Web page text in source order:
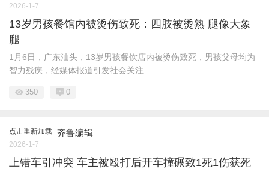
2026-1-7
13岁男孩餐馆内被烫伤致死：四肢被烫熟 腿像大象
腿
1月6日，广东汕头，13岁男孩餐饮店内被烫伤致死，男孩父母均为
智力残疾，经媒体报道引发社会关注 ...
350 0
点击重新加载 齐鲁编辑
2026-1-7
上错车引冲突 车主被殴打后开车撞碾致1死1伤获死